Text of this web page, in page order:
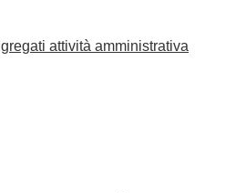
attività amministrativa